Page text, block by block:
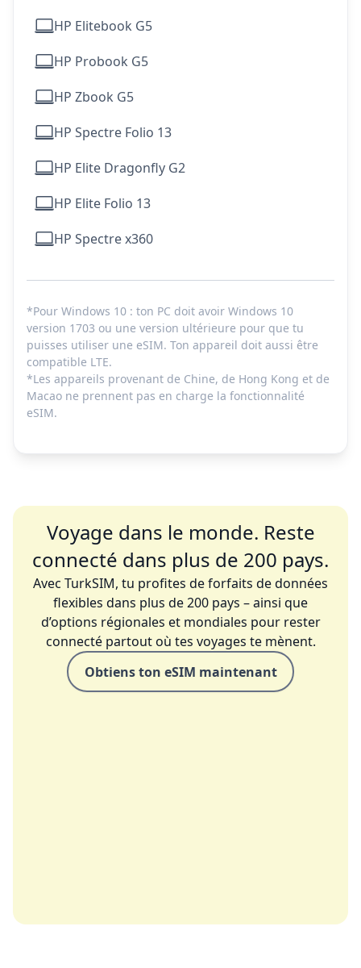
HP Elitebook G5
HP Probook G5
HP Zbook G5
HP Spectre Folio 13
HP Elite Dragonfly G2
HP Elite Folio 13
HP Spectre x360
*Pour Windows 10 : ton PC doit avoir Windows 10
version 1703 ou une version ultérieure pour que tu
puisses utiliser une eSIM. Ton appareil doit aussi être
compatible LTE.
*Les appareils provenant de Chine, de Hong Kong et de
Macao ne prennent pas en charge la fonctionnalité
eSIM.
Voyage dans le monde. Reste
connecté dans plus de 200 pays.
Avec TurkSIM, tu profites de forfaits de données
flexibles dans plus de 200 pays – ainsi que
d’options régionales et mondiales pour rester
connecté partout où tes voyages te mènent.
Obtiens ton eSIM maintenant